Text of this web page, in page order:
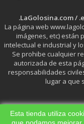
.LaGolosina.com /
La página web
imágenes, etc) están
intelectual e industrial y
Se prohibe cualquier
autorizada de esta
responsabilidades
lugar a que
Esta tienda utiliza